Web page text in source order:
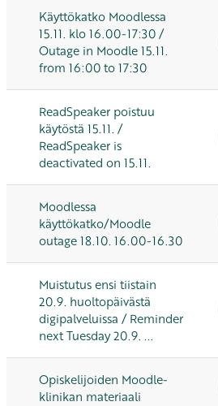
Käyttökatko Moodlessa
15.11. klo 16.00-17:30 /
Outage in Moodle 15.11.
from 16:00 to 17:30
ReadSpeaker poistuu
käytöstä 15.11. /
ReadSpeaker is
deactivated on 15.11.
Moodlessa
käyttökatko/Moodle
outage 18.10. 16.00-16.30
Muistutus ensi tiistain
20.9. huoltopäivästä
digipalveluissa / Reminder
next Tuesday 20.9. ...
Opiskelijoiden Moodle-
klinikan materiaali